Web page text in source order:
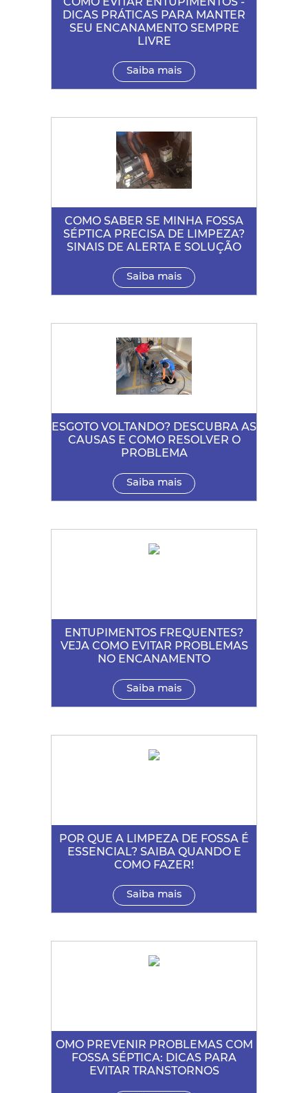
DICAS PRÁTICAS PARA MANTER
SEU ENCANAMENTO SEMPRE
LIVRE
Saiba mais
COMO SABER SE MINHA FOSSA
SÉPTICA PRECISA DE LIMPEZA?
SINAIS DE ALERTA E SOLUÇÃO
Saiba mais
ESGOTO VOLTANDO? DESCUBRA AS
CAUSAS E COMO RESOLVER O
PROBLEMA
Saiba mais
ENTUPIMENTOS FREQUENTES?
VEJA COMO EVITAR PROBLEMAS
NO ENCANAMENTO
Saiba mais
POR QUE A LIMPEZA DE FOSSA É
ESSENCIAL? SAIBA QUANDO E
COMO FAZER!
Saiba mais
OMO PREVENIR PROBLEMAS COM
FOSSA SÉPTICA: DICAS PARA
EVITAR TRANSTORNOS